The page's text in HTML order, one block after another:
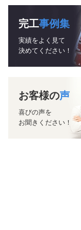
完工事例集
実績をよく見て
決めてください！
お客様の声
喜びの声を
お聞きください！